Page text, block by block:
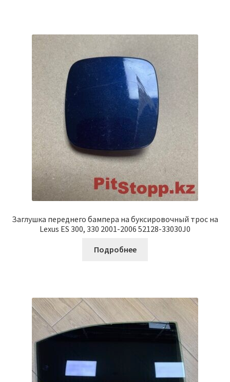
Заглушка переднего бампера на буксировочный трос на
Lexus ES 300, 330 2001-2006 52128-33030J0
Подробнее